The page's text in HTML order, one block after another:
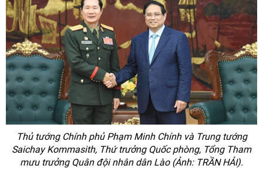
Thủ tướng Chính phủ Phạm Minh Chính và Trung tướng
Saichay Kommasith, Thứ trưởng Quốc phòng, Tổng Tham
mưu trưởng Quân đội nhân dân Lào (Ảnh: TRẦN HẢI).